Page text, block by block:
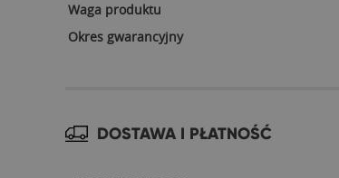
Waga produktu
Okres gwarancyjny
DOSTAWA I PŁATNOŚĆ